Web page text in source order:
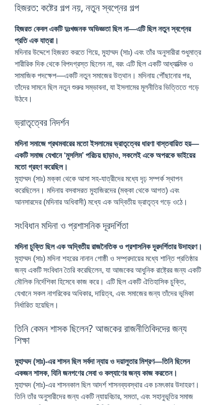
হিজরত: কষ্টের গল্প নয়, নতুন স্বপ্নের গল্প
হিজরত কেবল একটি দুঃখজনক অভিজ্ঞতা ছিল না—এটি ছিল নতুন স্বপ্নের
প্রতি এক যাত্রা।
মদিনার উদ্দেশে হিজরত করতে গিয়ে, মুহাম্মদ (সাঃ) এবং তাঁর অনুসারীরা শুধুমাত্র
শারীরিক দিক থেকে বিপদগ্রস্ত ছিলেন না, বরং এটি ছিল একটি আধ্যাত্মিক ও
সামাজিক পদক্ষেপ—একটি নতুন সমাজের উত্থান। মদিনায় পৌঁছানোর পর,
তাঁদের সামনে ছিল নতুন শুরুর সম্ভাবনা, যা ইসলামের মূলনীতির ভিত্তিতে গড়ে
উঠবে।
ভ্রাতৃত্বের নিদর্শন
মদিনা সমাজে প্রথমবারের মতো ইসলামের ভ্রাতৃত্বের ধারণা বাস্তবায়িত হয়—
একটি সমাজ যেখানে ‘মুসলিম’ পরিচয় ছাড়াও, সকলেই একে অপরকে ভাইয়ের
মতো গ্রহণ করেছিল।
মুহাম্মদ (সাঃ) মক্কা থেকে আসা সহ-যাত্রীদের মধ্যে দৃঢ় সম্পর্ক স্থাপন
করেছিলেন। মদিনায় বসবাসরত মুহাজিরদের (মক্কা থেকে আগত) এবং
আনসারদের (মদিনার অধিবাসী) মধ্যে এক অদ্বিতীয় ভ্রাতৃত্ব গড়ে ওঠে।
সংবিধান মদিনা ও প্রশাসনিক দূরদর্শিতা
মদিনা চুক্তি ছিল এক অদ্বিতীয় রাজনৈতিক ও প্রশাসনিক দূরদর্শিতার উদাহরণ।
মুহাম্মদ (সাঃ) মদিনা শহরের নানান গোষ্ঠী ও সম্প্রদায়ের মধ্যে শান্তি প্রতিষ্ঠার
জন্য একটি সংবিধান তৈরি করেছিলেন, যা আজকের আধুনিক রাষ্ট্রের জন্য একটি
মৌলিক নির্দেশিকা হিসেবে কাজ করে। এটি ছিল একটি ঐতিহাসিক চুক্তি,
যেখানে সকল নাগরিকের অধিকার, দায়িত্ব, এবং সমাজের জন্য তাঁদের ভূমিকা
নির্ধারিত হয়েছিল।
তিনি কেমন শাসক ছিলেন? আজকের রাজনীতিবিদদের জন্য
শিক্ষা
মুহাম্মদ (সাঃ)-এর শাসন ছিল সর্বদা ন্যায় ও দয়ালুতার মিশ্রণ—তিনি ছিলেন
একজন শাসক, যিনি জনগণের সেবা ও কল্যাণের জন্য কাজ করতেন।
মুহাম্মদ (সাঃ)-এর শাসনকাল ছিল আদর্শ শাসনব্যবস্থার এক চমৎকার উদাহরণ।
তিনি তাঁর অনুসারীদের জন্য একটি ন্যায়বিচার, সমতা, এবং সহানুভূতির সমাজ